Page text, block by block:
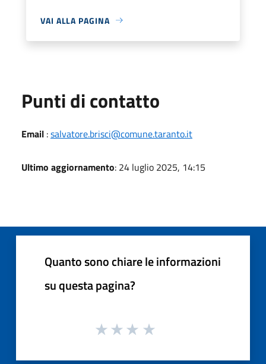
VAI ALLA PAGINA
Punti di contatto
Email :salvatore.brisci@comune.taranto.it
Ultimo aggiornamento: 24 luglio 2025, 14:15
Quanto sono chiare le informazioni
su questa pagina?